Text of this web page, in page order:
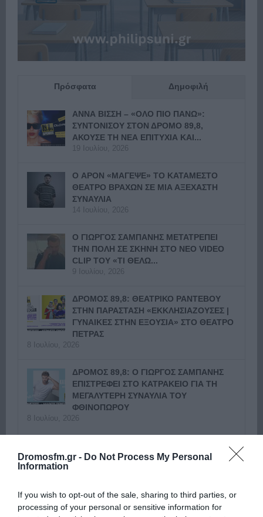
Dromosfm.gr - Do Not Process My Personal
Information
If you wish to opt-out of the sale, sharing to third parties, or
processing of your personal or sensitive information for
Πρόσφατα Δημοφιλή
ΑΝΝΑ ΒΙΣΣΗ – «ΟΛΟ ΠΙΟ ΠΑΝΩ»:
ΣΥΝΤΟΝΙΣΟΥ ΣΤΟΝ ΔΡΟΜΟ 89,8,
ΑΚΟΥΣΕ ΤΗ ΝΕΑ ΕΠΙΤΥΧΙΑ ΚΑΙ...
19 Ιουλίου, 2026
Ο APON «ΜΑΓΕΨΕ» ΤΟ ΚΑΤΑΜΕΣΤΟ
ΘΕΑΤΡΟ ΒΡΑΧΩΝ ΣΕ ΜΙΑ ΑΞΕΧΑΣΤΗ
ΣΥΝΑΥΛΙΑ
14 Ιουλίου, 2026
Ο ΓΙΩΡΓΟΣ ΣΑΜΠΑΝΗΣ ΜΕΤΑΤΡΕΠΕΙ
ΤΗΝ ΠΟΛΗ ΣΕ ΣΚΗΝΗ ΣΤΟ ΝΕΟ VIDEO
CLIP ΤΟΥ «ΤΙ ΘΕΛΩ...
9 Ιουλίου, 2026
ΔΡΟΜΟΣ 89,8: ΘΕΑΤΡΙΚΟ ΡΑΝΤΕΒΟΥ
ΣΤΗΝ ΠΑΡΑΣΤΑΣΗ «ΕΚΚΛΗΣΙΑΖΟΥΣΕΣ |
ΓΥΝΑΙΚΕΣ ΣΤΗΝ ΕΞΟΥΣΙΑ» ΣΤΟ ΘΕΑΤΡΟ
ΠΕΤΡΑΣ
8 Ιουλίου, 2026
ΔΡΟΜΟΣ 89,8: Ο ΓΙΩΡΓΟΣ ΣΑΜΠΑΝΗΣ
ΕΠΙΣΤΡΕΦΕΙ ΣΤΟ ΚΑΤΡΑΚΕΙΟ ΓΙΑ ΤΗ
ΜΕΓΑΛΥΤΕΡΗ ΣΥΝΑΥΛΙΑ ΤΟΥ
ΦΘΙΝΟΠΩΡΟΥ
8 Ιουλίου, 2026